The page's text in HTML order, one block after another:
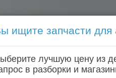
Голосовой запрос
Главная
ищите запчасти для
лучшую цену из
в разборки и